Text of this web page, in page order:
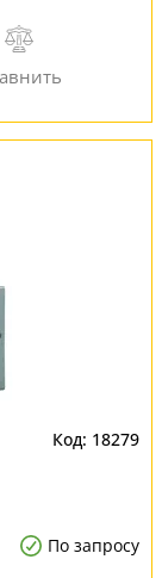
18279
По запросу